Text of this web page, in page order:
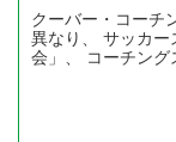
クーバー・コーチ
異なり、 サッカー
会」、 コーチング